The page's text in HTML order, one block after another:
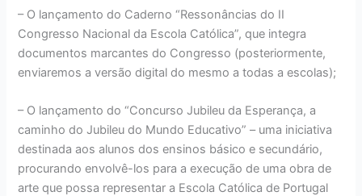
– O lançamento do Caderno “Ressonâncias do II
Congresso Nacional da Escola Católica”, que integra
documentos marcantes do Congresso (posteriormente,
enviaremos a versão digital do mesmo a todas a escolas);
– O lançamento do “Concurso Jubileu da Esperança, a
caminho do Jubileu do Mundo Educativo” – uma iniciativa
destinada aos alunos dos ensinos básico e secundário,
procurando envolvê-los para a execução de uma obra de
arte que possa representar a Escola Católica de Portugal